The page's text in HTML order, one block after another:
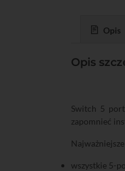
Opis
Opis
Switch 5
zapomnieć
wszystkie 5-